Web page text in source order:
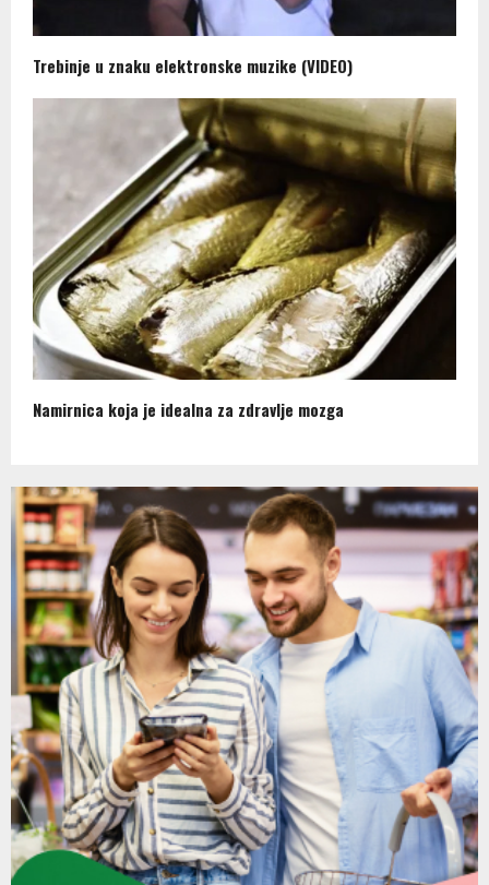
Trebinje u znaku elektronske muzike (VIDEO)
Namirnica koja je idealna za zdravlje mozga